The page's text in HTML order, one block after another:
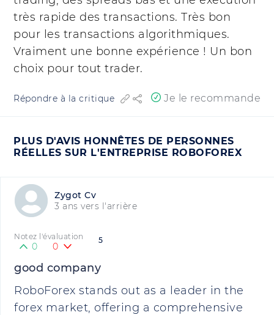
très rapide des transactions. Très bon
pour les transactions algorithmiques.
Vraiment une bonne expérience ! Un bon
choix pour tout trader.
Répondre à la critique Je le recommande
PLUS D'AVIS HONNÊTES DE PERSONNES
RÉELLES SUR L'ENTREPRISE ROBOFOREX
Zygot Cv
3 ans vers l'arrière
5
Notez l'évaluation
0 0
good company
RoboForex stands out as a leader in the
forex market, offering a comprehensive